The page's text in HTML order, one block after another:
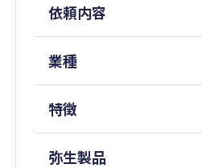
善】など、
お客様にとって本当に価値
することに注力しています。
なく、
【残るお金が最大化】でき
スを心掛けています。
依頼内容
業種
特徴
弥生製品